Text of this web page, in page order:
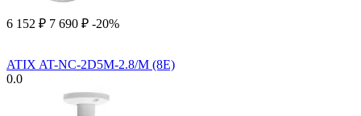
6 152 ₽ 7 690 ₽ -20%
ATIX AT-NC-2D5M-2.8/M (8E)
0.0